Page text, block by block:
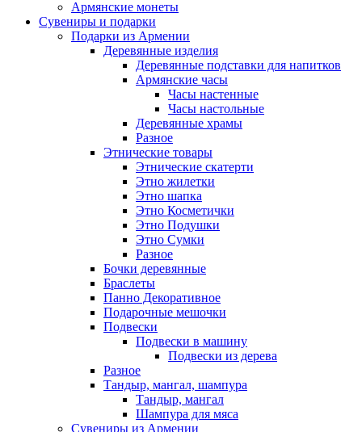
Армянские монеты
Сувениры и подарки
Подарки из Армении
Деревянные изделия
Деревянные подставки для напитков
Армянские часы
Часы настенные
Часы настольные
Деревянные храмы
Разное
Этнические товары
Этнические скатерти
Этно жилетки
Этно шапка
Этно Косметички
Этно Подушки
Этно Сумки
Разное
Бочки деревянные
Браслеты
Панно Декоративное
Подарочные мешочки
Подвески
Подвески в машину
Подвески из дерева
Разное
Тандыр, мангал, шампура
Тандыр, мангал
Шампура для мяса
Сувениры из Армении